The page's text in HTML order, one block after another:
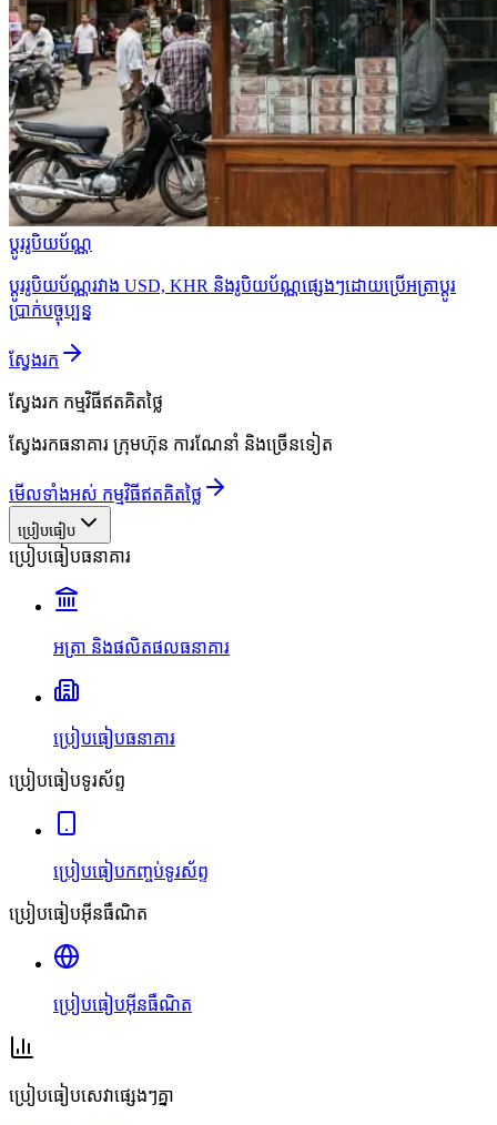
ប្ដូររូបិយប័ណ្ណ
ប្ដូររូបិយប័ណ្ណរវាង USD, KHR និងរូបិយប័ណ្ណផ្សេងៗដោយប្រើអត្រាប្ដូរ
ប្រាក់បច្ចុប្បន្ន
ស្វែងរក
ស្វែងរក កម្មវិធីឥតគិតថ្លៃ
ស្វែងរកធនាគារ ក្រុមហ៊ុន ការណែនាំ និងច្រើនទៀត
មើលទាំងអស់ កម្មវិធីឥតគិតថ្លៃ
ប្រៀបធៀប
ប្រៀបធៀបធនាគារ
អត្រា និងផលិតផលធនាគារ
ប្រៀបធៀបធនាគារ
ប្រៀបធៀបទូរស័ព្ទ
ប្រៀបធៀបកញ្ចប់ទូរស័ព្ទ
ប្រៀបធៀបអ៊ីនធឺណិត
ប្រៀបធៀបអ៊ីនធឺណិត
ប្រៀបធៀបសេវាផ្សេងៗគ្នា